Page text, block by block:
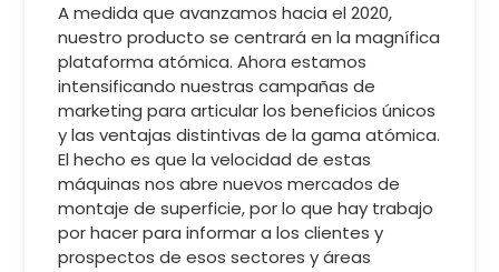
A medida que avanzamos hacia el 2020,
nuestro producto se centrará en la magnífica
plataforma atómica. Ahora estamos
intensificando nuestras campañas de
marketing para articular los beneficios únicos
y las ventajas distintivas de la gama atómica.
El hecho es que la velocidad de estas
máquinas nos abre nuevos mercados de
montaje de superficie, por lo que hay trabajo
por hacer para informar a los clientes y
prospectos de esos sectores y áreas